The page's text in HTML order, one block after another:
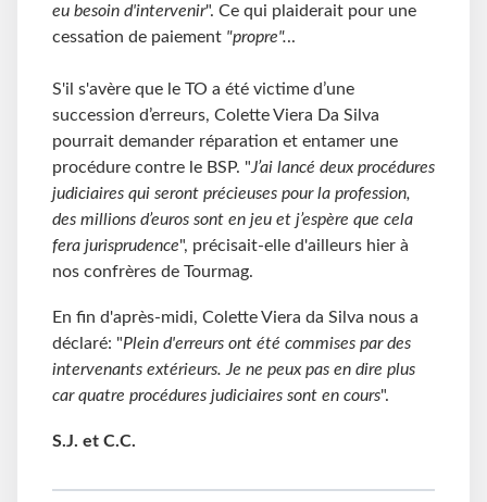
eu besoin d'intervenir". Ce qui plaiderait pour une
cessation de paiement "propre"...
S'il s'avère que le TO a été victime d’une
succession d’erreurs, Colette Viera Da Silva
pourrait demander réparation et entamer une
procédure contre le BSP. "J’ai lancé deux procédures
judiciaires qui seront précieuses pour la profession,
des millions d’euros sont en jeu et j’espère que cela
fera jurisprudence", précisait-elle d'ailleurs hier à
nos confrères de Tourmag.
En fin d'après-midi, Colette Viera da Silva nous a
déclaré: "Plein d'erreurs ont été commises par des
intervenants extérieurs. Je ne peux pas en dire plus
car quatre procédures judiciaires sont en cours".
S.J. et C.C.